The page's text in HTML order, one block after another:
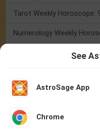
Tarot Weekly Horoscope:
Total Solar Eclipse 2026:
See
AstroSage App
Chrome
Home